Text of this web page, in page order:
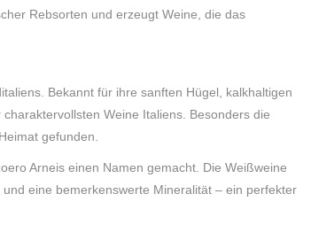
Rebsorten und erzeugt Weine, die das
Bekannt für ihre sanften Hügel, kalkhaltigen
Weine Italiens. Besonders die
gefunden.
Arneis einen Namen gemacht. Die Weißweine
eine bemerkenswerte Mineralität – ein perfekter